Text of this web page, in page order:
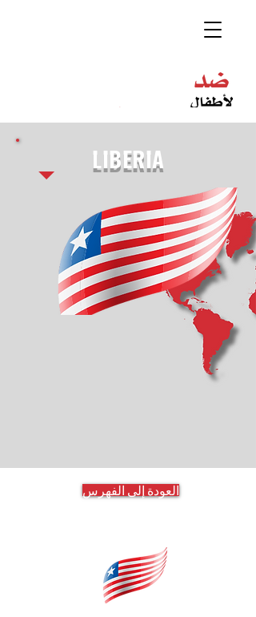
LIBERIA
العودة إلى الفهرس